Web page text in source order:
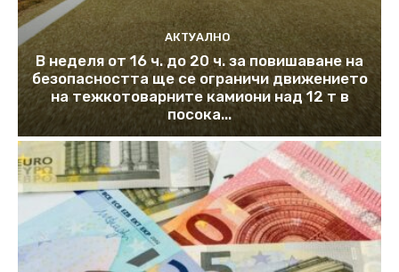
АКТУАЛНО
В неделя от 16 ч. до 20 ч. за повишаване на
безопасността ще се ограничи движението
на тежкотоварните камиони над 12 т в
посока...